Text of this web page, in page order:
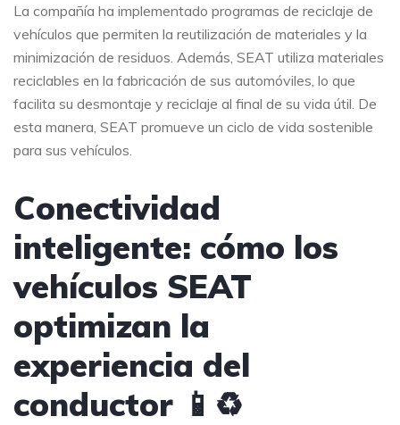
La compañía ha implementado programas de reciclaje de
vehículos que permiten la reutilización de materiales y la
minimización de residuos. Además, SEAT utiliza materiales
reciclables en la fabricación de sus automóviles, lo que
facilita su desmontaje y reciclaje al final de su vida útil. De
esta manera, SEAT promueve un ciclo de vida sostenible
para sus vehículos.
Conectividad
inteligente: cómo los
vehículos SEAT
optimizan la
experiencia del
conductor 📱♻️